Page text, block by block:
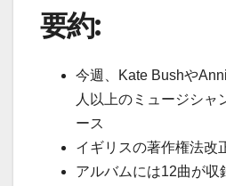
要約:
今週、Kate Bushや
人以上のミュージシャ
ース
イギリスの著作権法改
アルバムには12曲が収